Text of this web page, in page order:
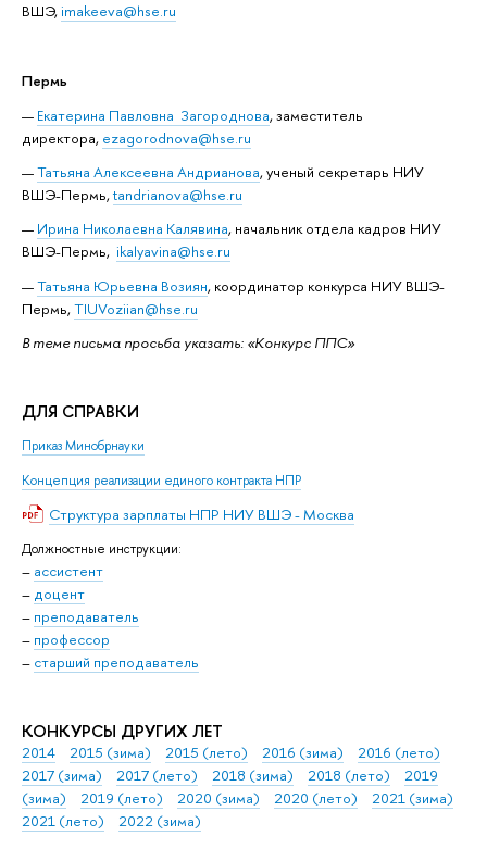
ВШЭ,imakeeva@hse.ru
Пермь
Екатерина Павловна Загороднова, заместитель
директора, ezagorodnova@hse.ru
Татьяна Алексеевна Андрианова, ученый секретарь НИУ
ВШЭ-Пермь,tandrianova@hse.ru
Ирина Николаевна Калявина, начальник отдела кадров НИУ
ВШЭ-Пермь, ikalyavina@hse.ru
Татьяна Юрьевна Возиян, координатор конкурса НИУ ВШЭ-
Пермь,TIUVoziian@hse.ru
В теме письма просьба указать: «Конкурс ППС»
ДЛЯ СПРАВКИ
Приказ Минобрнауки
Концепция реализации единого контракта НПР
Структура зарплаты НПР НИУ ВШЭ - Москва
Должностные инструкции:
– ассистент
– доцент
– преподаватель
– профессор
– старший преподаватель
КОНКУРСЫ ДРУГИХ ЛЕТ
2014 2015 (зима) 2015 (лето) 2016 (зима)
2016 (лето)
2017 (зима)
2017 (лето) 2018 (зима) 2018 (лето)
2019
(зима)
2019 (лето) 2020 (зима) 2020 (лето)
2021 (зима)
2021 (лето)
2022 (зима)